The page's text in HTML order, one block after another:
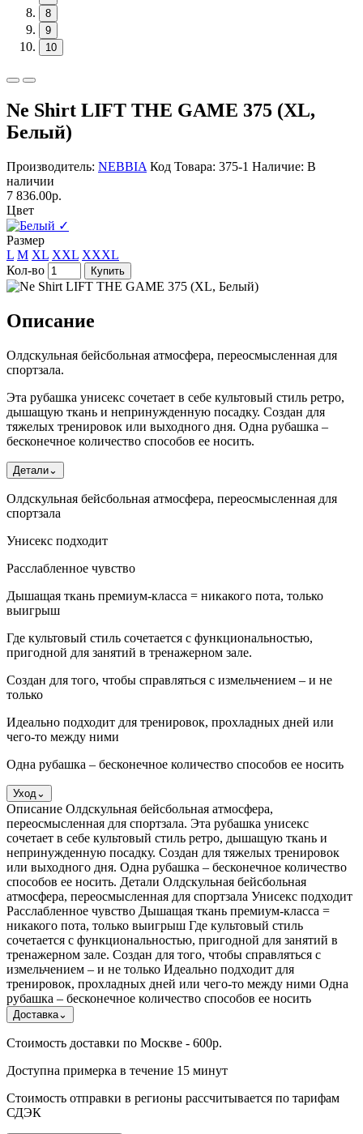
8
9
10
Ne Shirt LIFT THE GAME 375 (XL,
Белый)
Производитель: NEBBIA Код Товара: 375-1 Наличие: В
наличии
7 836.00р.
Цвет
✓
Размер
L M XL XXL XXXL
Кол-во
Купить
Описание
Олдскульная бейсбольная атмосфера, переосмысленная для
спортзала.
Эта рубашка унисекс сочетает в себе культовый стиль ретро, ​​
дышащую ткань и непринужденную посадку. Создан для
тяжелых тренировок или выходного дня. Одна рубашка –
бесконечное количество способов ее носить.
Детали⌄
Олдскульная бейсбольная атмосфера, переосмысленная для
спортзала
Унисекс подходит
Расслабленное чувство
Дышащая ткань премиум-класса = никакого пота, только
выигрыш
Где культовый стиль сочетается с функциональностью,
пригодной для занятий в тренажерном зале.
Создан для того, чтобы справляться с измельчением – и не
только
Идеально подходит для тренировок, прохладных дней или
чего-то между ними
Одна рубашка – бесконечное количество способов ее носить
Уход ⌄
Описание Олдскульная бейсбольная атмосфера,
переосмысленная для спортзала. Эта рубашка унисекс
сочетает в себе культовый стиль ретро, ​​дышащую ткань и
непринужденную посадку. Создан для тяжелых тренировок
или выходного дня. Одна рубашка – бесконечное количество
способов ее носить. Детали Олдскульная бейсбольная
атмосфера, переосмысленная для спортзала Унисекс подходит
Расслабленное чувство Дышащая ткань премиум-класса =
никакого пота, только выигрыш Где культовый стиль
сочетается с функциональностью, пригодной для занятий в
тренажерном зале. Создан для того, чтобы справляться с
измельчением – и не только Идеально подходит для
тренировок, прохладных дней или чего-то между ними Одна
рубашка – бесконечное количество способов ее носить
Доставка⌄
Стоимость доставки по Москве - 600р.
Доступна примерка в течение 15 минут
Стоимость отправки в регионы рассчитывается по тарифам
СДЭК